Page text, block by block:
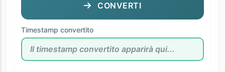
CONVERTI
Timestamp convertito